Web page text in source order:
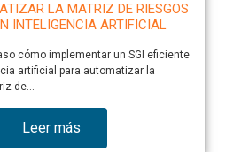
LA MATRIZ DE RIESGOS
INTELIGENCIA ARTIFICIAL
cómo implementar un SGI eficiente
artificial para automatizar la
de…
Leer más